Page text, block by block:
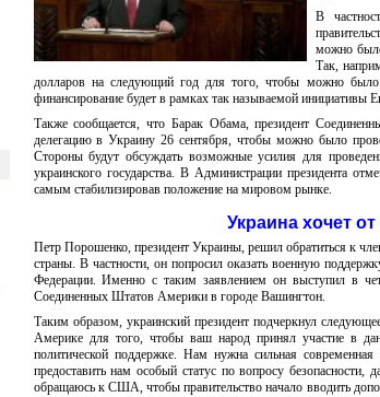
В
можно
Так,
долларов на следующий год для того, чтобы можно было
финансирование будет в рамках так называемой инициативы
Также сообщается, что Барак Обама, президент
делегацию в Украину 26 сентября, чтобы можно было
Стороны будут обсуждать возможные усилия для
украинского государства. В Администрации президента
самым стабилизировав положение на мировом рынке.
Украина хочет
Петр Порошенко, президент Украины, решил обратиться к
страны. В частности, он попросил оказать военную
Федерации. Именно с таким заявлением он выступил в
Соединенных Штатов Америки в городе Вашингтон.
Таким образом, украинский президент подчеркнул
Америке для того, чтобы ваш народ принял участие в
политической поддержке. Нам нужна сильная
предоставить нам особый статус по вопросу
обращаюсь к США, чтобы правительство начало вводить